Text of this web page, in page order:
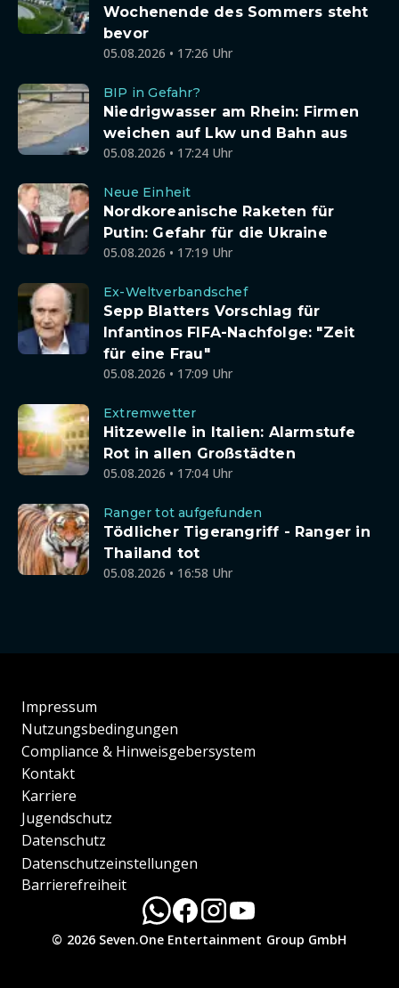
Wochenende des Sommers steht
bevor
05.08.2026 • 17:26 Uhr
BIP in Gefahr?
Niedrigwasser am Rhein: Firmen
weichen auf Lkw und Bahn aus
05.08.2026 • 17:24 Uhr
Neue Einheit
Nordkoreanische Raketen für
Putin: Gefahr für die Ukraine
05.08.2026 • 17:19 Uhr
Ex-Weltverbandschef
Sepp Blatters Vorschlag für
Infantinos FIFA-Nachfolge: "Zeit
für eine Frau"
05.08.2026 • 17:09 Uhr
Extremwetter
Hitzewelle in Italien: Alarmstufe
Rot in allen Großstädten
05.08.2026 • 17:04 Uhr
Ranger tot aufgefunden
Tödlicher Tigerangriff - Ranger in
Thailand tot
05.08.2026 • 16:58 Uhr
Impressum
Nutzungsbedingungen
Compliance & Hinweisgebersystem
Kontakt
Karriere
Jugendschutz
Datenschutz
Datenschutzeinstellungen
Barrierefreiheit
© 2026 Seven.One Entertainment Group GmbH